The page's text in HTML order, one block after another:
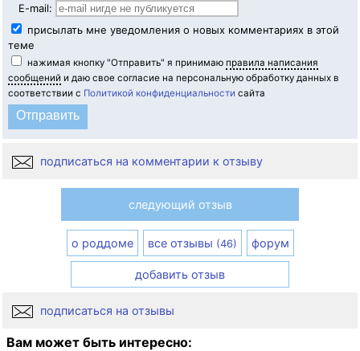
E-mail:
присылать мне уведомления о новых комментариях в этой
теме
нажимая кнопку "Отправить" я принимаю правила написания
сообщений и даю свое согласие на персональную обработку данных в
соответствии с Политикой конфиденциальности сайта
подписаться на комментарии к отзыву
следующий отзыв
о роддоме все отзывы (46) форум
добавить отзыв
подписаться на отзывы
Вам может быть интересно: